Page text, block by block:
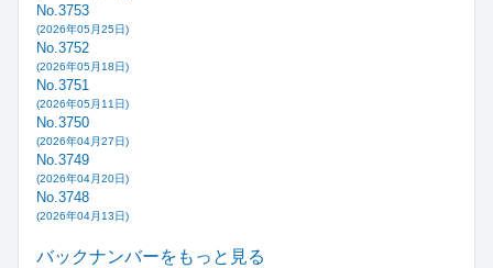
No.3753
(2026年05月25日)
No.3752
(2026年05月18日)
No.3751
(2026年05月11日)
No.3750
(2026年04月27日)
No.3749
(2026年04月20日)
No.3748
(2026年04月13日)
バックナンバーをもっと見る